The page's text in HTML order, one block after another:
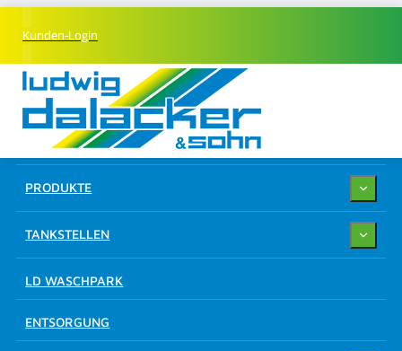
Kunden-Login
UNTERNEHMEN
PRODUKTE
TANKSTELLEN
LD WASCHPARK
ENTSORGUNG